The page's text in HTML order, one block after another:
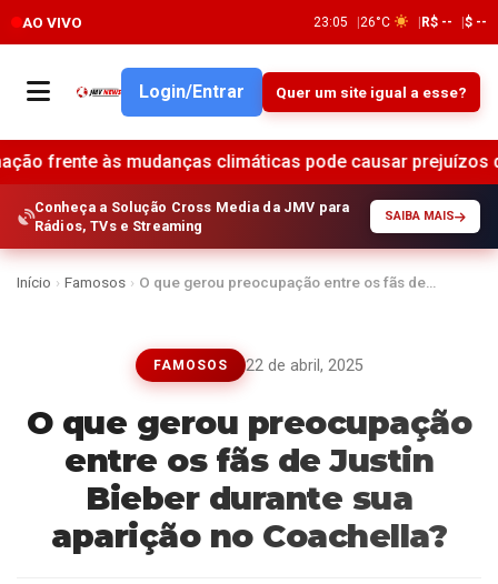
AO VIVO 23:05 26°C R$ -- $ --
Login/Entrar Quer um site igual a esse?
climáticas pode causar prejuízos de R$ 17,1
Conheça a Solução Cross Media da JMV para
Rádios, TVs e Streaming
SAIBA MAIS
Início › Famosos › O que gerou preocupação entre os fãs de…
FAMOSOS 22 de abril, 2025
O que gerou preocupação
entre os fãs de Justin
Bieber durante sua
aparição no Coachella?